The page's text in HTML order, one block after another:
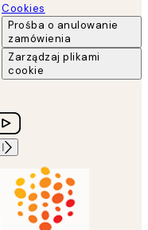
Cookies
Prośba o anulowanie
zamówienia
Zarządzaj plikami
cookie